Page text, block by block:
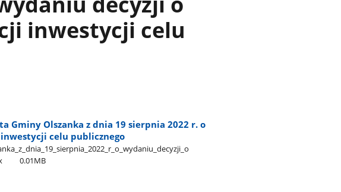
inwestycji celu
Gminy Olszanka z dnia 19 sierpnia 2022 r. o
celu publicznego
0.01MB